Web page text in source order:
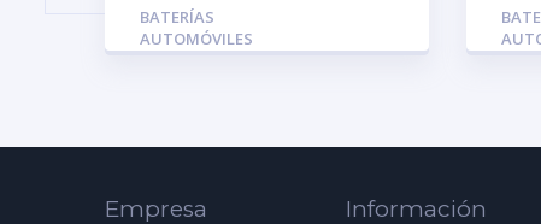
BATERÍAS
AUTOMÓVILES
Empresa Información